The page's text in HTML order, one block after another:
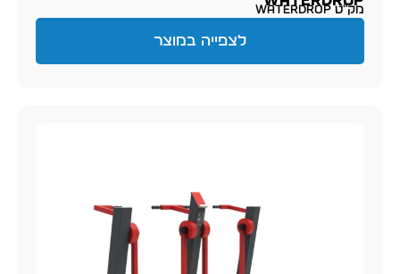
מק״ט waterdrop
לצפייה במוצר